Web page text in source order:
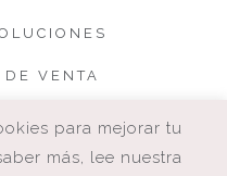
VENTA
para mejorar tu
más, lee nuestra